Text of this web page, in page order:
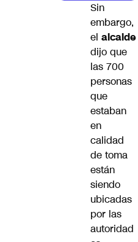
Sin
embargo,
el alcalde
dijo que
las 700
personas
que
estaban
en
calidad
de toma
están
siendo
ubicadas
por las
autoridad